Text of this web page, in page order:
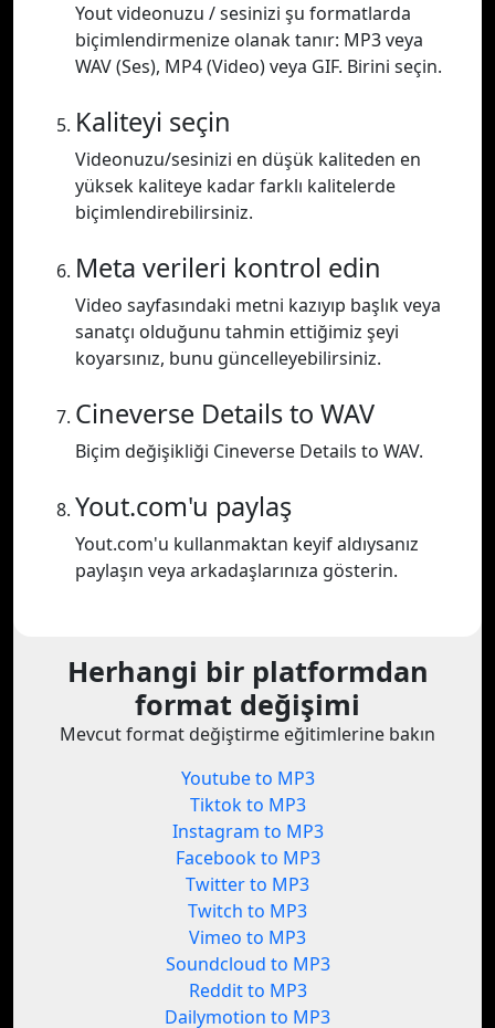
Yout videonuzu / sesinizi şu formatlarda
biçimlendirmenize olanak tanır: MP3 veya
WAV (Ses), MP4 (Video) veya GIF. Birini seçin.
Kaliteyi seçin
Videonuzu/sesinizi en düşük kaliteden en
yüksek kaliteye kadar farklı kalitelerde
biçimlendirebilirsiniz.
Meta verileri kontrol edin
Video sayfasındaki metni kazıyıp başlık veya
sanatçı olduğunu tahmin ettiğimiz şeyi
koyarsınız, bunu güncelleyebilirsiniz.
Cineverse Details to WAV
Biçim değişikliği Cineverse Details to WAV.
Yout.com'u paylaş
Yout.com'u kullanmaktan keyif aldıysanız
paylaşın veya arkadaşlarınıza gösterin.
Herhangi bir platformdan
format değişimi
Mevcut format değiştirme eğitimlerine bakın
Youtube to MP3
Tiktok to MP3
Instagram to MP3
Facebook to MP3
Twitter to MP3
Twitch to MP3
Vimeo to MP3
Soundcloud to MP3
Reddit to MP3
Dailymotion to MP3